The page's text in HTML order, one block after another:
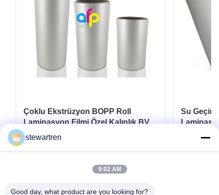
Çoklu Ekstrüzyon BOPP Roll
Laminasyon Filmi Özel Kalınlık BV
Onaylaması
Su
mikron
stewartren
9:02 AM
Good day, what product are you looking for?